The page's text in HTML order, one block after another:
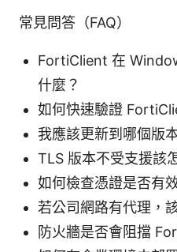
常見問答（FAQ）
FortiClient 在
什麼？
如何快速驗證
我應該更新到哪個版
TLS 版本不受支援該
如何檢查憑證是否有
若公司網路有代理，
防火牆是否會阻擋